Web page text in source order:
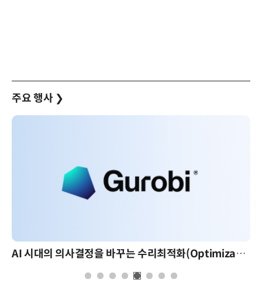
주요 행사 ❯
AI 시대의 의사결정을 바꾸는 수리최적화(Optimization): 실제 산업 적용 사례와 활용 전략